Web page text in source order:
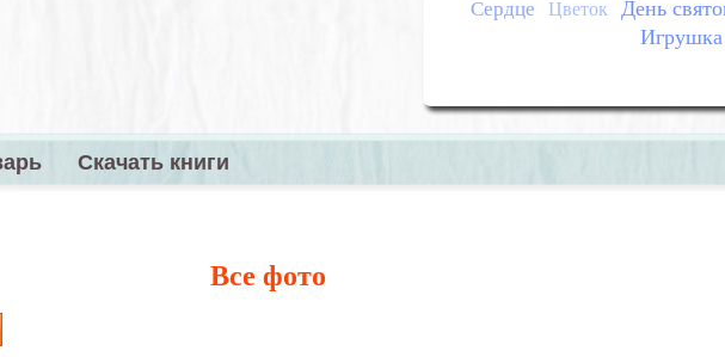
Сердце Цветок День
Игрушка
Скачать книги
Все фото